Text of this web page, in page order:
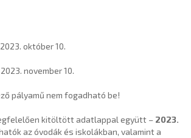
2023. október 10.
2023. november 10.
pályamű nem fogadható be!
kitöltött adatlappal együtt – 2023.
az óvodák és iskolákban, valamint a